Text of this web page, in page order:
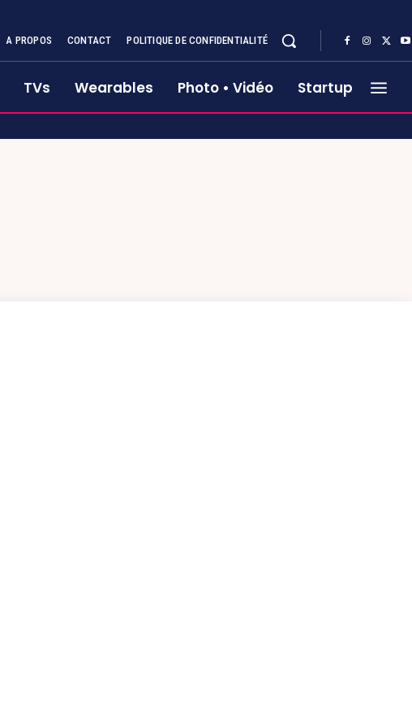
A PROPOS CONTACT POLITIQUE DE CONFIDENTIALITÉ
TVs Wearables Photo • Vidéo Startup